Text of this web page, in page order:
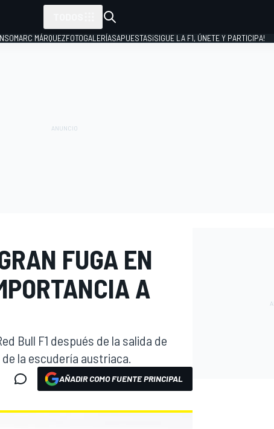
MARC MÁRQUEZFOTOGALERÍASAPUESTAS¡SIGUE LA F1, ÚNETE Y PARTICIPA!
FUGA EN
A
Bull F1 después de la salida de
la escudería austriaca.
AÑADIR COMO FUENTE PRINCIPAL